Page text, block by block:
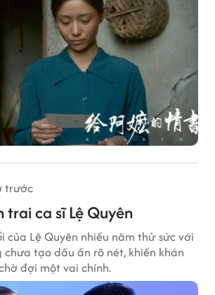
trước
trai ca sĩ Lệ Quyên
của Lệ Quyên nhiều năm thử sức với
tạo dấu ấn rõ nét, khiến khán
đợi một vai chính.